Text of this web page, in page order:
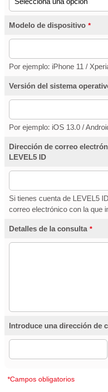
Modelo de dispositivo *
Por ejemplo: iPhone 11 /
Versión del sistema
Por ejemplo: iOS 13.0 /
Dirección de correo
LEVEL5 ID
Si tienes cuenta de LEVEL5
correo electrónico con la que
Detalles de la consulta *
Introduce una dirección de
*Campos obligatorios